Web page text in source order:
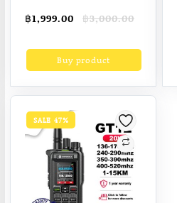
ระดับ 15W High
Walkie Talkie Long
฿3,000.00
Original
was:
฿3,000.00.
฿1,999.00
Current
is:
฿1,999.00.Buy product
SALE 47%